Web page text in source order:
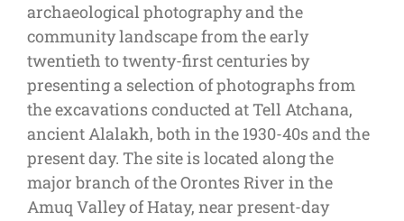
archaeological photography and the
community landscape from the early
twentieth to twenty-first centuries by
presenting a selection of photographs from
the excavations conducted at Tell Atchana,
ancient Alalakh, both in the 1930-40s and the
present day. The site is located along the
major branch of the Orontes River in the
Amuq Valley of Hatay, near present-day